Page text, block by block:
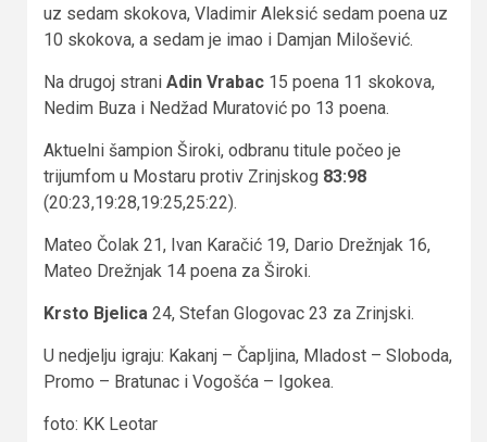
uz sedam skokova, Vladimir Aleksić sedam poena uz
10 skokova, a sedam je imao i Damjan Milošević.
Na drugoj strani Adin Vrabac 15 poena 11 skokova,
Nedim Buza i Nedžad Muratović po 13 poena.
Aktuelni šampion Široki, odbranu titule počeo je
trijumfom u Mostaru protiv Zrinjskog 83:98
(20:23,19:28,19:25,25:22).
Mateo Čolak 21, Ivan Karačić 19, Dario Drežnjak 16,
Mateo Drežnjak 14 poena za Široki.
Krsto Bjelica 24, Stefan Glogovac 23 za Zrinjski.
U nedjelju igraju: Kakanj – Čapljina, Mladost – Sloboda,
Promo – Bratunac i Vogošća – Igokea.
foto: KK Leotar